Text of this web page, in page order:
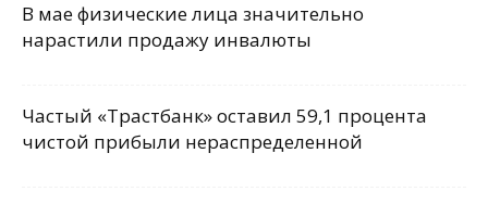
В мае физические лица значительно
нарастили продажу инвалюты
Частый «Трастбанк» оставил 59,1 процента
чистой прибыли нераспределенной